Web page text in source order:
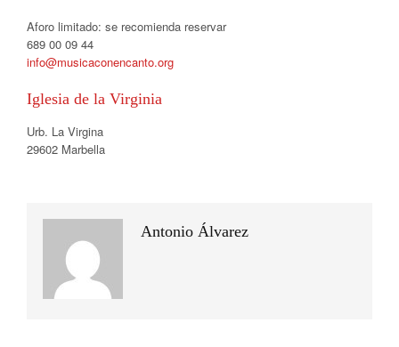
Aforo limitado: se recomienda reservar
689 00 09 44
info@musicaconencanto.org
Iglesia de la Virginia
Urb. La Virgina
29602 Marbella
Antonio Álvarez